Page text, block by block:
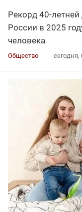
Рекорд 40-
России в 2025
человека
Общество сегодня,